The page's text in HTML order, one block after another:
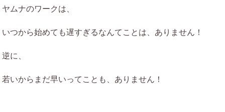
ヤムナのワークは、
いつから始めても遅すぎるなんてことは、ありません！
逆に、
若いからまだ早いってことも、ありません！